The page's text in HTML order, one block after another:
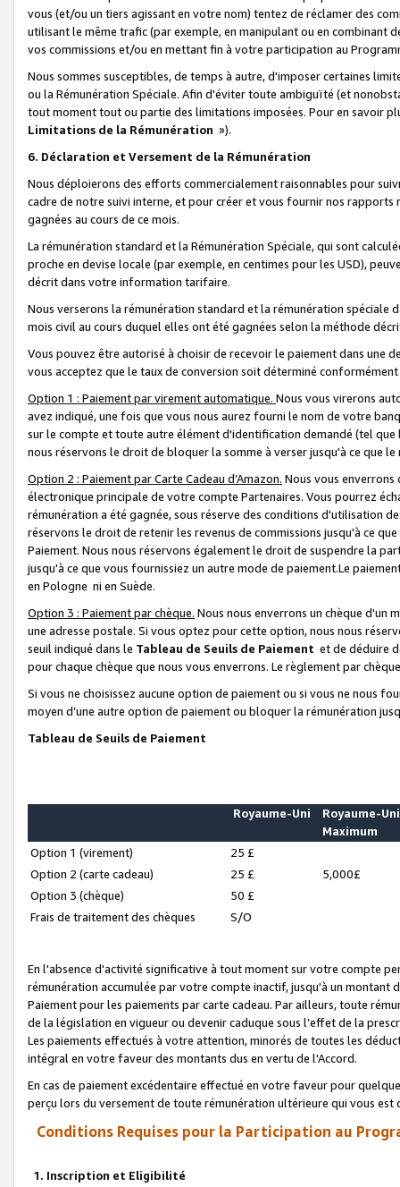
vous (et/ou un tiers agissant en votre nom) tentez de réclamer des
utilisant le même trafic (par exemple, en manipulant ou en combinant
vos commissions et/ou en mettant fin à votre participation au
Nous sommes susceptibles, de temps à autre, d'imposer certaines
ou la Rémunération Spéciale. Afin d'éviter toute ambiguïté (et
tout moment tout ou partie des limitations imposées. Pour en savoir
Limitations de la Rémunération »).
6. Déclaration et Versement de la Rémunération
Nous déploierons des efforts commercialement raisonnables pour
cadre de notre suivi interne, et pour créer et vous fournir nos
gagnées au cours de ce mois.
La rémunération standard et la Rémunération Spéciale, qui sont
proche en devise locale (par exemple, en centimes pour les USD),
décrit dans votre information tarifaire.
Nous verserons la rémunération standard et la rémunération spéciale
mois civil au cours duquel elles ont été gagnées selon la méthode
Vous pouvez être autorisé à choisir de recevoir le paiement dans une
vous acceptez que le taux de conversion soit déterminé
Option 1 : Paiement par virement automatique. Nous vous virerons
avez indiqué, une fois que vous nous aurez fourni le nom de votre
sur le compte et toute autre élément d'identification demandé (tel que
nous réservons le droit de bloquer la somme à verser jusqu'à ce que
Option 2 : Paiement par Carte Cadeau d’Amazon. Nous vous
électronique principale de votre compte Partenaires. Vous pourrez
rémunération a été gagnée, sous réserve des conditions d'utilisation
réservons le droit de retenir les revenus de commissions jusqu'à ce
Paiement. Nous nous réservons également le droit de suspendre la
jusqu'à ce que vous fournissiez un autre mode de paiement.Le
en Pologne ni en Suède.
Option 3 : Paiement par chèque. Nous nous enverrons un chèque d'un
une adresse postale. Si vous optez pour cette option, nous nous
seuil indiqué dans le Tableau de Seuils de Paiement et de déduire
pour chaque chèque que nous vous enverrons. Le règlement par
Si vous ne choisissez aucune option de paiement ou si vous ne nous
moyen d’une autre option de paiement ou bloquer la rémunération
Tableau de Seuils de Paiement
Royaume-Uni
Royaume-Uni
Maximum
Option 1 (virement)
25 £
Option 2 (carte cadeau)
25 £
5,000£
Option 3 (chèque)
50 £
Frais de traitement des chèques
S/O
En l'absence d'activité significative à tout moment sur votre compte
rémunération accumulée par votre compte inactif, jusqu'à un montant
Paiement pour les paiements par carte cadeau. Par ailleurs, toute
de la législation en vigueur ou devenir caduque sous l’effet de la
Les paiements effectués à votre attention, minorés de toutes les
intégral en votre faveur des montants dus en vertu de l'Accord.
En cas de paiement excédentaire effectué en votre faveur pour
perçu lors du versement de toute rémunération ultérieure qui vous est
Conditions Requises pour la Participation au
1. Inscription et Eligibilité